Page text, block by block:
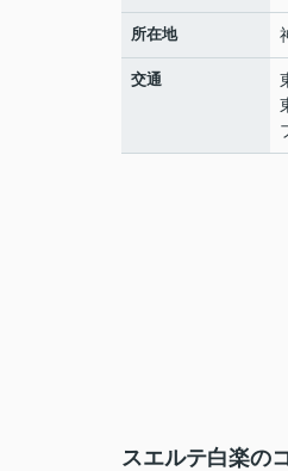
所在地
交通
スエルテ白楽の